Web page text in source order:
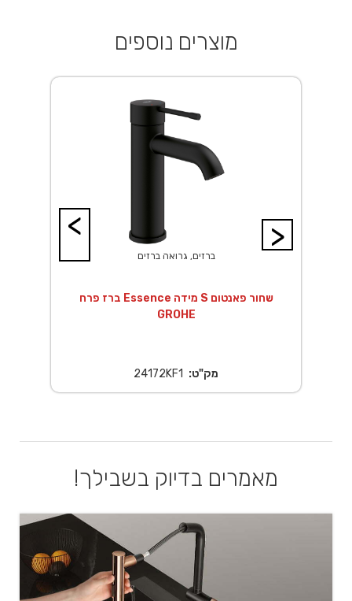
מוצרים נוספים
>
ברזים, גרואה ברזים
ברז פרח Essence מידה S שחור פאנטום
GROHE
מק"ט: 24172KF1
<
מאמרים בדיוק בשבילך!